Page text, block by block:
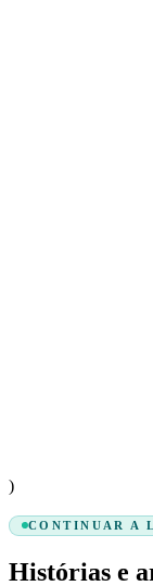
)
CONTINUAR A
Histórias e